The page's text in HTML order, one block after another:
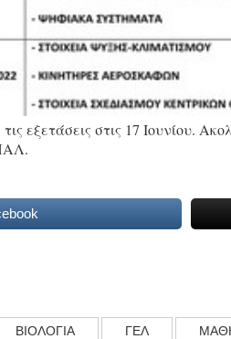
εξετάσεις στις 17 Ιουνίου.
ΒΙΟΛΟΓΙΑ ΓΕΛ